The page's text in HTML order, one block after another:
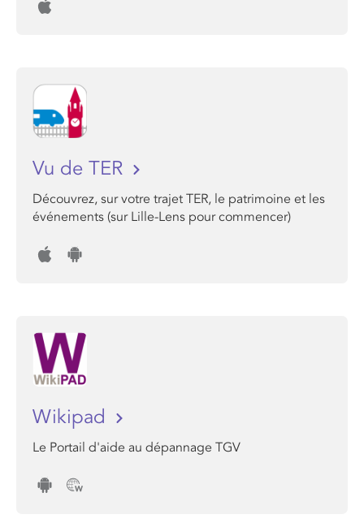
Vu de TER
Découvrez, sur votre trajet TER, le patrimoine et les
événements (sur Lille-Lens pour commencer)
Wikipad
Le Portail d'aide au dépannage TGV